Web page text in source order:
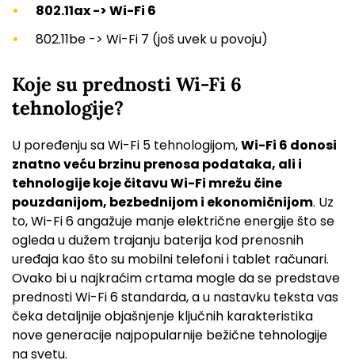
802.11ax -> Wi-Fi 6
802.11be -> Wi-Fi 7 (još uvek u povoju)
Koje su prednosti Wi-Fi 6
tehnologije?
U poređenju sa Wi-Fi 5 tehnologijom,Wi-Fi 6 donosi
znatno veću brzinu prenosa podataka, ali i
tehnologije koje čitavu Wi-Fi mrežu čine
pouzdanijom, bezbednijom i ekonomičnijom. Uz
to, Wi-Fi 6 angažuje manje električne energije što se
ogleda u dužem trajanju baterija kod prenosnih
uređaja kao što su mobilni telefoni i tablet računari.
Ovako bi u najkraćim crtama mogle da se predstave
prednosti Wi-Fi 6 standarda, a u nastavku teksta vas
čeka detaljnije objašnjenje ključnih karakteristika
nove generacije najpopularnije bežične tehnologije
na svetu.